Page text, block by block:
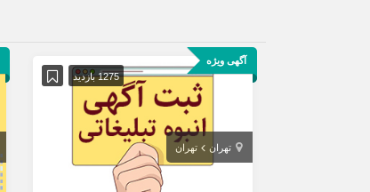
آگهی ویژه
1275 بازدید
تهران تهران